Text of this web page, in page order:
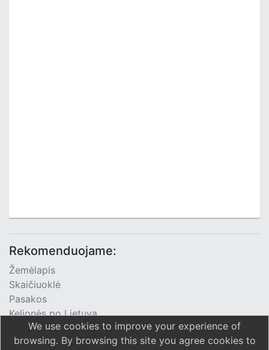
Rekomenduojame:
Žemėlapis
Skaičiuoklė
Pasakos
Kelionės po Lietuvą
TV Programa
We use cookies to improve your experience of
browsing. By browsing this site you agree cookies to